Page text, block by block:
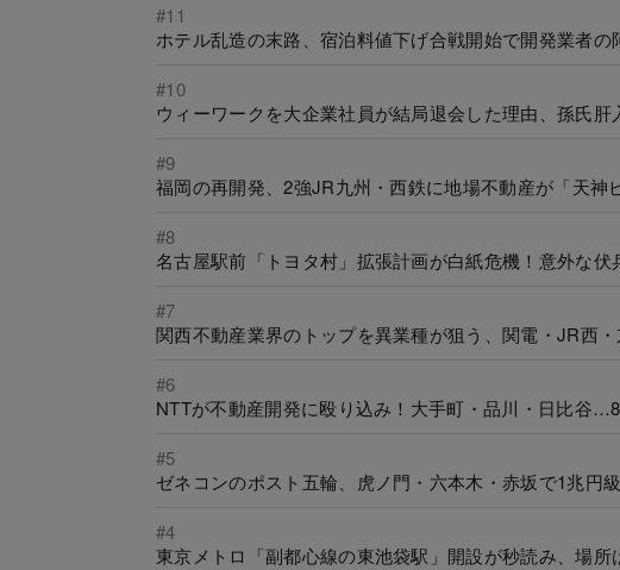
#11
ホテル乱造の末路、宿泊料値下げ合戦開始で開発業者の
#10
ウィーワークを大企業社員が結局退会した理由、孫氏肝
#9
福岡の再開発、2強JR九州・西鉄に地場不動産が「天神
#8
名古屋駅前「トヨタ村」拡張計画が白紙危機！意外な伏
#7
関西不動産業界のトップを異業種が狙う、関電・JR西
#6
NTTが不動産開発に殴り込み！大手町・品川・日比谷
#5
ゼネコンのポスト五輪、虎ノ門・六本木・赤坂で1兆円
#4
東京メトロ「副都心線の東池袋駅」開設が秒読み、場所